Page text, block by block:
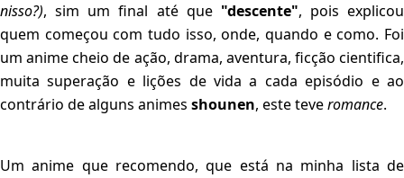
nisso?), sim um final até que "descente", pois explicou
quem começou com tudo isso, onde, quando e como. Foi
um anime cheio de ação, drama, aventura, ficção cientifica,
muita superação e lições de vida a cada episódio e ao
contrário de alguns animes shounen, este teveromance.
Um anime que recomendo, que está na minha lista de